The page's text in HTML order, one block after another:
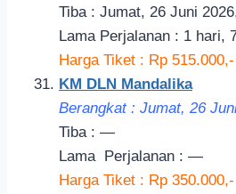
Tiba : Jumat, 26 Juni
Lama Perjalanan : 1 hari,
Harga Tiket : Rp
KM DLN Mandalika
Berangkat : Jumat, 26
Tiba : —
Lama Perjalanan : —
Harga Tiket : Rp 350.000,-